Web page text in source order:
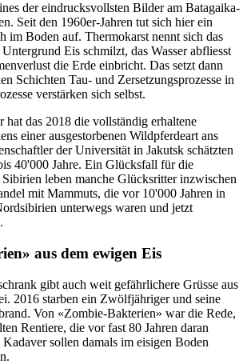
der eindrucksvollsten Bilder am Batagaika-
Seit den 1960er-Jahren tut sich hier ein
im Boden auf. Thermokarst nennt sich das
Eis schmilzt, das Wasser abfliesst
die Erde einbricht. Das setzt dann
Schichten Tau- und Zersetzungsprozesse in
verstärken sich selbst.
hat das 2018 die vollständig erhaltene
einer ausgestorbenen Wildpferdeart ans
der Universität in Jakutsk schätzten
40'000 Jahre. Ein Glücksfall für die
leben manche Glücksritter inzwischen
mit Mammuts, die vor 10'000 Jahren in
unterwegs waren und jetzt
aus dem ewigen Eis
gibt auch weit gefährlichere Grüsse aus
2016 starben ein Zwölfjähriger und seine
Von «Zombie-Bakterien» war die Rede,
Rentiere, die vor fast 80 Jahren daran
sollen damals im eisigen Boden